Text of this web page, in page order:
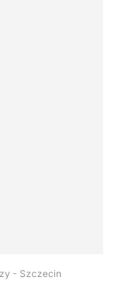
- Szczecin